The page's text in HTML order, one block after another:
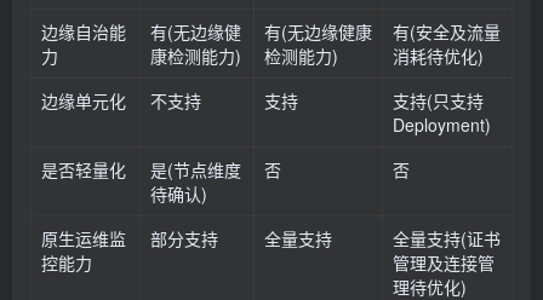
边缘自治能
力
有(无边缘健
康检测能力)
有(无边缘健康
检测能力)
有(安全及流量
消耗待优化)
边缘单元化
不支持 支持
支持(只支持
Deployment)
是否轻量化
是(节点维度
待确认)
否 否
原生运维监
控能力
部分支持 全量支持
全量支持(证书
管理及连接管
理待优化)